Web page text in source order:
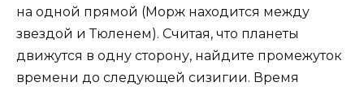
на одной прямой (Морж находится между
звездой и Тюленем). Считая, что планеты
движутся в одну сторону, найдите промежуток
времени до следующей сизигии. Время